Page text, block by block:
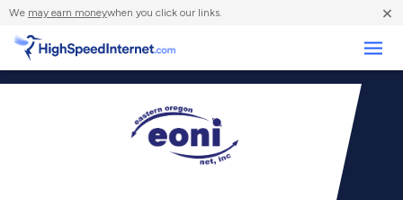
We may earn moneywhen you click our links. ×